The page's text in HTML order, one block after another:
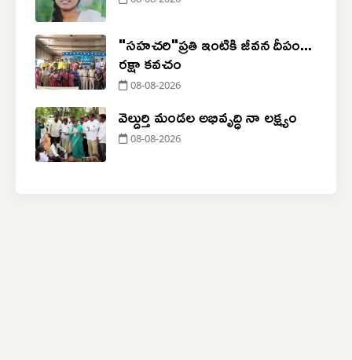
"సహచరి"ప్రతి ఇంటికి జీవన దీపం...
రక్షా కవచం
08-08-2026
వెల్దుర్తి మండల అభివృద్ధి నా లక్ష్యం
08-08-2026